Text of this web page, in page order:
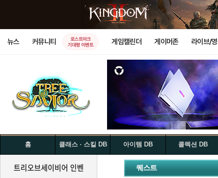
뉴스 커뮤니티
로스트아크
기대평 이벤트
게임캘린더 게이머존 라이브/
홈 클래스 · 스킬 DB 아이템 DB 콜렉션 DB
트리오브세이비어 인벤 퀘스트